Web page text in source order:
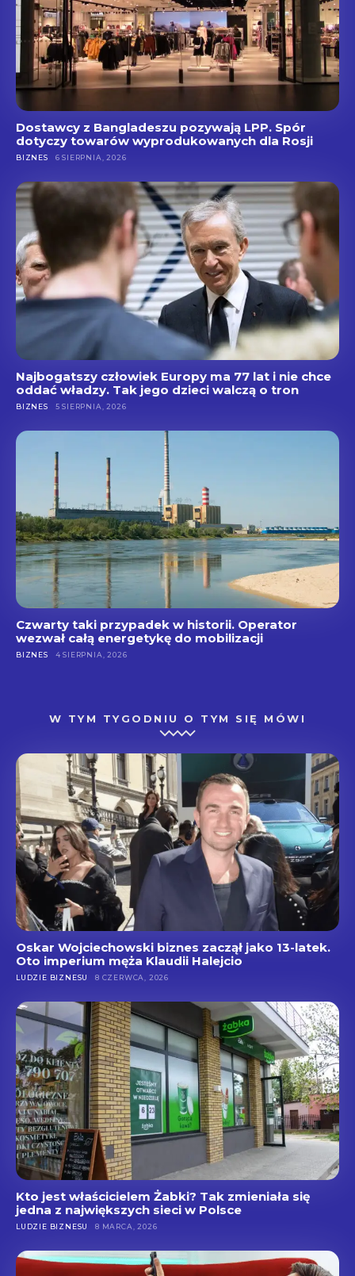
Dostawcy z Bangladeszu pozywają LPP. Spór
dotyczy towarów wyprodukowanych dla Rosji
BIZNES 6 SIERPNIA, 2026
Najbogatszy człowiek Europy ma 77 lat i nie chce
oddać władzy. Tak jego dzieci walczą o tron
BIZNES 5 SIERPNIA, 2026
Czwarty taki przypadek w historii. Operator
wezwał całą energetykę do mobilizacji
BIZNES 4 SIERPNIA, 2026
W TYM TYGODNIU O TYM SIĘ MÓWI
Oskar Wojciechowski biznes zaczął jako 13-latek.
Oto imperium męża Klaudii Halejcio
LUDZIE BIZNESU 8 CZERWCA, 2026
Kto jest właścicielem Żabki? Tak zmieniała się
jedna z największych sieci w Polsce
LUDZIE BIZNESU 8 MARCA, 2026